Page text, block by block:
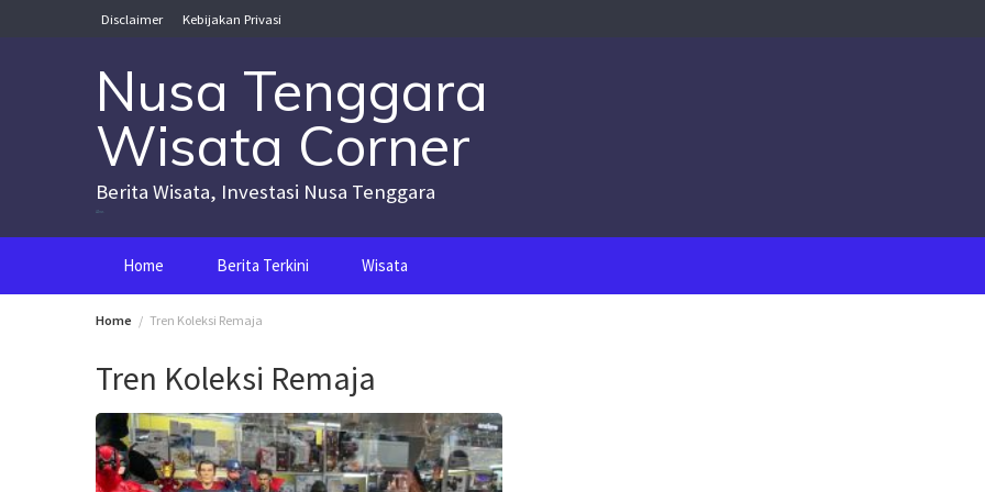
Disclaimer Kebijakan Privasi
Nusa Tenggara
Wisata Corner
Berita Wisata, Investasi Nusa Tenggara
Home Berita Terkini Wisata
Home Tren Koleksi Remaja
Tren Koleksi Remaja